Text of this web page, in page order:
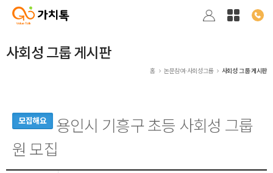
사회성 그룹 게시판
홈 논문참여·사회성그룹 사회성 그룹 게시판
모집해요
용인시 기흥구 초등 사회성 그룹
원 모집